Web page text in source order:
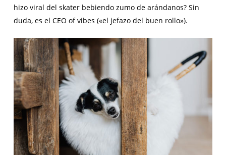
hizo viral del skater bebiendo zumo de arándanos? Sin
duda, es el CEO of vibes («el jefazo del buen rollo»).